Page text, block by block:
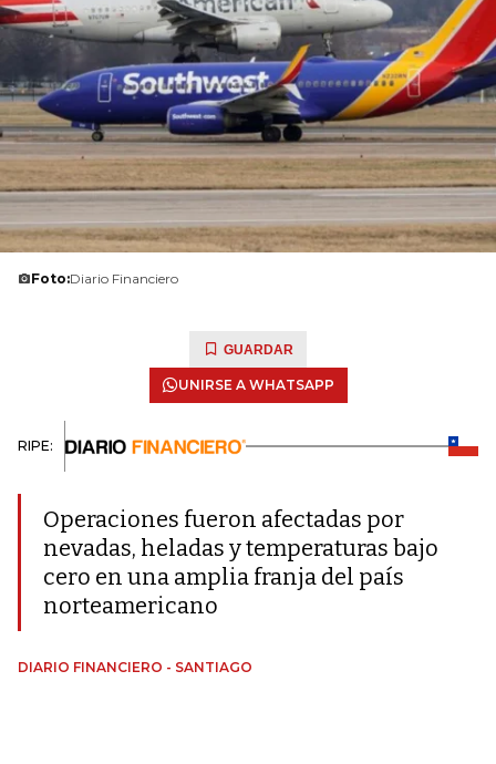
Foto:Diario Financiero
GUARDAR
UNIRSE A WHATSAPP
RIPE:
Operaciones fueron afectadas por
nevadas, heladas y temperaturas bajo
cero en una amplia franja del país
norteamericano
DIARIO FINANCIERO - SANTIAGO